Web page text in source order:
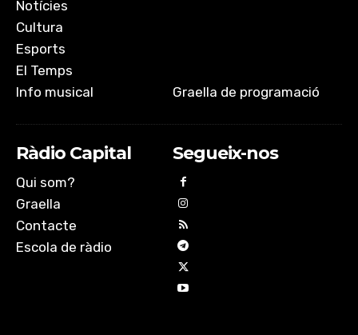
Notícies
Cultura
Esports
El Temps
Info musical
Graella de programació
Ràdio Capital
Qui som?
Graella
Contacte
Escola de ràdio
Segueix-nos